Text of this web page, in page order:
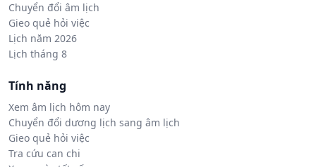
Chuyển đổi âm lịch
Gieo quẻ hỏi việc
Lịch năm 2026
Lịch tháng 8
Tính năng
Xem âm lịch hôm nay
Chuyển đổi dương lịch sang âm lịch
Gieo quẻ hỏi việc
Tra cứu can chi